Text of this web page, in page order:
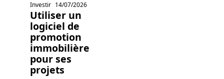
Investir 14/07/2026
Utiliser un
logiciel de
promotion
immobilière
pour ses
projets